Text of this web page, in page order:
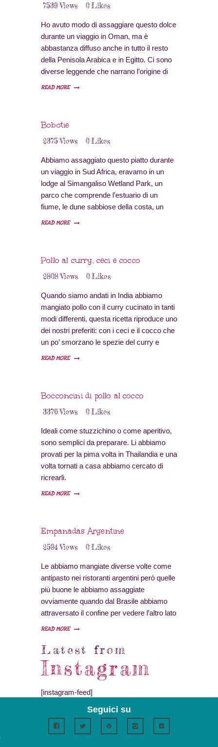
7539Views 0Likes
Ho avuto modo di assaggiare questo dolce
durante un viaggio in Oman, ma è
abbastanza diffuso anche in tutto il resto
della Penisola Arabica e in Egitto. Ci sono
diverse leggende che narrano l’origine di
questo dolce, tutte legate a sultani e
READ MORE
Bobotie
2375Views 0Likes
Abbiamo assaggiato questo piatto durante
un viaggio in Sud Africa, eravamo in un
lodge al Simangaliso Wetland Park, un
parco che comprende l’estuario di un
fiume, le dune sabbiose della costa, un
lago e paludi dove vivono coccodrilli e
READ MORE
Pollo al curry, ceci e cocco
2808Views 0Likes
Quando siamo andati in India abbiamo
mangiato pollo con il curry cucinato in tanti
modi differenti, questa ricetta riproduce uno
dei nostri preferiti: con i ceci e il cocco che
un po’ smorzano le spezie del curry e
rendono il piatto equilibrato, è l’ideale per
READ MORE
Bocconcini di pollo al cocco
3376Views 0Likes
Ideali come stuzzichino o come aperitivo,
sono semplici da preparare. Li abbiamo
provati per la pima volta in Thailandia e una
volta tornati a casa abbiamo cercato di
ricrearli.
READ MORE
Empanadas Argentine
2594Views 0Likes
Le abbiamo mangiate diverse volte come
antipasto nei ristoranti argentini però quelle
più buone le abbiamo assaggiate
ovviamente quando dal Brasile abbiamo
attraversato il confine per vedere l’altro lato
delle Cascate di Iguazù, gustose e saporite
come aperitivo accompagnate da un vino
rosso intenso come ad esempio il Malbec.
READ MORE
Latest from
Instagram
[instagram-feed]
Seguici su